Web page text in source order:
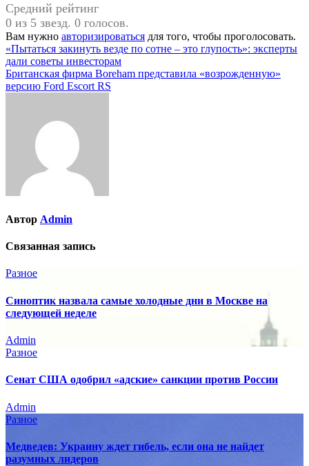
Средний рейтинг
0 из 5 звезд. 0 голосов.
Вам нужно авторизироваться для того, чтобы проголосовать.
Навигация
по
записям
«Пытаться закинуть везде по сотне – это глупость»: эксперты
дали советы инвесторам
Британская фирма Boreham представила «возрожденную»
версию Ford Escort RS
Автор Admin
Связанная запись
Разное
Синоптик назвала самые холодные дни в Москве на
следующей неделе
Admin
Разное
Сенат США одобрил «адские» санкции против России
Admin
Разное
Медведев: Украину ждет гибель, если она не найдет
разумных лидеров